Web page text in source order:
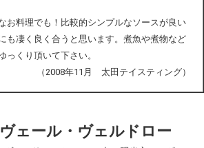
お料理でも！比較的シンプルなソースが良い
も凄く良く合うと思います。煮魚や煮物など
っくり頂いて下さい。
（2008年11月 太田テイスティング）
ェール・ヴェルドロー